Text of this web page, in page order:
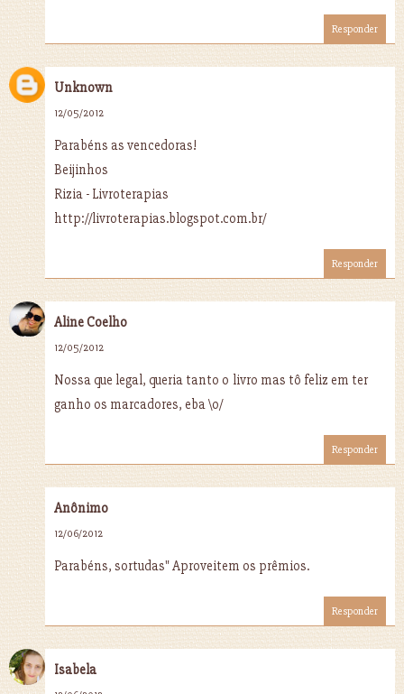
Responder
Unknown
12/05/2012
Parabéns as vencedoras!
Beijinhos
Rizia - Livroterapias
http://livroterapias.blogspot.com.br/
Responder
Aline Coelho
12/05/2012
Nossa que legal, queria tanto o livro mas tô feliz em ter
ganho os marcadores, eba \o/
Responder
Anônimo
12/06/2012
Parabéns, sortudas" Aproveitem os prêmios.
Responder
Isabela